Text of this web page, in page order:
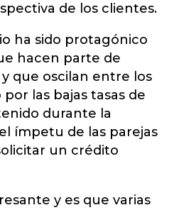
de los clientes.
ha sido protagónico
hacen parte de
que oscilan entre los
por las bajas tasas de
durante la
ímpetu de las parejas
un crédito
y es que varias